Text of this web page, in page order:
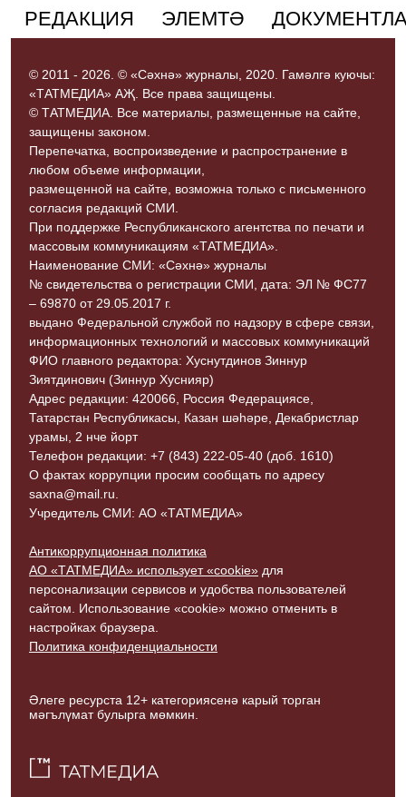
РЕДАКЦИЯ ЭЛЕМТӘ
© 2011 - 2026. © «Сәхнә» журналы, 2020. Гамәлгә куючы:
«ТАТМЕДИА» АҖ. Все права защищены.
© ТАТМЕДИА. Все материалы, размещенные на сайте,
защищены законом.
Перепечатка, воспроизведение и распространение в
любом объеме информации,
размещенной на сайте, возможна только с письменного
согласия редакций СМИ.
При поддержке Республиканского агентства по печати и
массовым коммуникациям «ТАТМЕДИА».
Наименование СМИ: «Сәхнә» журналы
№ свидетельства о регистрации СМИ, дата: ЭЛ № ФС77
– 69870 от 29.05.2017 г.
выдано Федеральной службой по надзору в сфере связи,
информационных технологий и массовых коммуникаций
ФИО главного редактора: Хуснутдинов Зиннур
Зиятдинович (Зиннур Хуснияр)
Адрес редакции: 420066, Россия Федерациясе,
Татарстан Республикасы, Казан шәһәре, Декабристлар
урамы, 2 нче йорт
Телефон редакции: +7 (843) 222-05-40 (доб. 1610)
О фактах коррупции просим сообщать по адресу
saxna@mail.ru.
Учредитель СМИ: АО «ТАТМЕДИА»
Антикоррупционная политика
АО «ТАТМЕДИА» использует «cookie» для
персонализации сервисов и удобства пользователей
сайтом. Использование «cookie» можно отменить в
настройках браузера.
Политика конфиденциальности
Әлеге ресурста 12+ категориясенә карый торган
мәгълүмат булырга мөмкин.